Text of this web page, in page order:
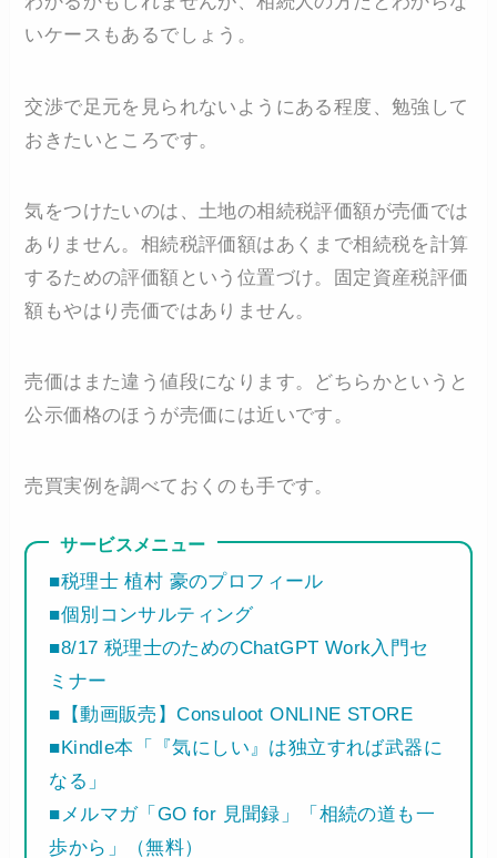
いケースもあるでしょう。
交渉で足元を見られないようにある程度、勉強して
おきたいところです。
気をつけたいのは、土地の相続税評価額が売価では
ありません。相続税評価額はあくまで相続税を計算
するための評価額という位置づけ。固定資産税評価
額もやはり売価ではありません。
売価はまた違う値段になります。どちらかというと
公示価格のほうが売価には近いです。
売買実例を調べておくのも手です。
サービスメニュー
■税理士 植村 豪のプロフィール
■個別コンサルティング
■8/17 税理士のためのChatGPT Work入門セ
ミナー
■【動画販売】Consuloot ONLINE STORE
■Kindle本「『気にしい』は独立すれば武器に
なる」
■メルマガ「GO for 見聞録」「相続の道も一
歩から」（無料）